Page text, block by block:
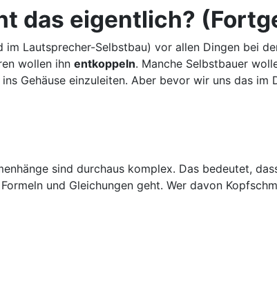
das eigentlich?
Lautsprecher-Selbstbau) vor allen Dingen bei
wollen ihn entkoppeln. Manche Selbstbauer
Gehäuse einzuleiten. Aber bevor wir uns das
sind durchaus komplex. Das bedeutet,
und Gleichungen geht. Wer davon